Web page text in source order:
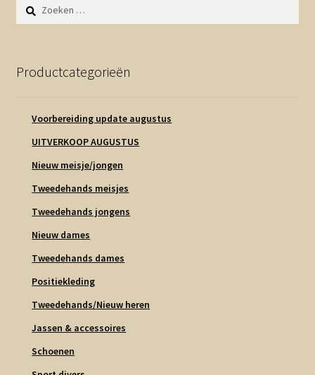
Zoeken
naar:
Productcategorieën
Voorbereiding update augustus
UITVERKOOP AUGUSTUS
Nieuw meisje/jongen
Tweedehands meisjes
Tweedehands jongens
Nieuw dames
Tweedehands dames
Positiekleding
Tweedehands/Nieuw heren
Jassen & accessoires
Schoenen